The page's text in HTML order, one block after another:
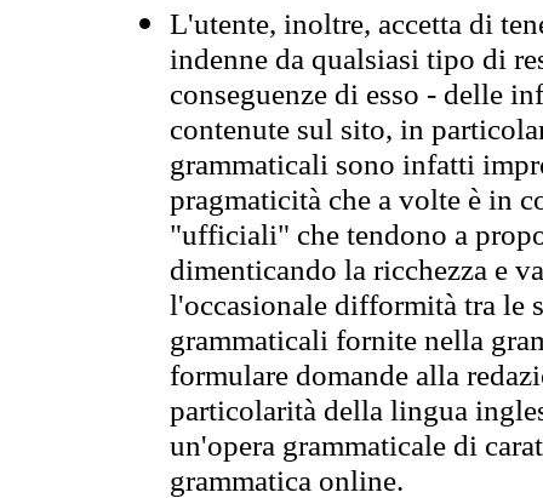
L'utente, inoltre, accetta di
indenne da qualsiasi tipo di
conseguenze di esso - delle
contenute sul sito, in
grammaticali sono infatti
pragmaticità che a volte è in
"ufficiali" che tendono a
dimenticando la ricchezza e
l'occasionale difformità tra le
grammaticali fornite nella
formulare domande alla
particolarità della lingua
un'opera grammaticale di
grammatica online.